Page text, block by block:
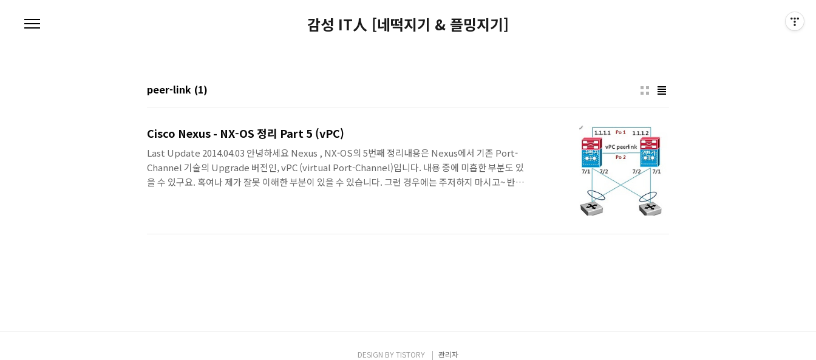
감성 IT人 [네떡지기 & 플밍지기]
peer-link (1)
Cisco Nexus - NX-OS 정리 Part 5 (vPC)
Last Update 2014.04.03 안녕하세요 Nexus , NX-OS의 5번째 정리내용은 Nexus에서 기존 Port-
Channel 기술의 Upgrade 버전인, vPC (virtual Port-Channel)입니다. 내용 중에 미흡한 부분도 있
을 수 있구요. 혹여나 제가 잘못 이해한 부분이 있을 수 있습니다. 그런 경우에는 주저하지 마시고~ 반드
DESIGN BYTISTORY 관리자